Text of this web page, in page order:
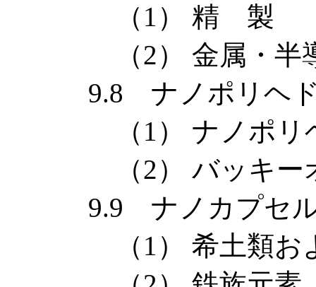
（1） 精 製
（2） 金属・半導
9.8 ナノポリヘド
（1） ナノポリヘ
（2） バッキーオ
9.9 ナノカプセ
（1） 希土類およ